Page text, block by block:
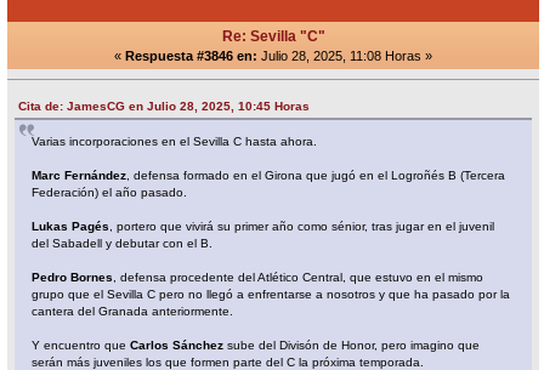
Re: Sevilla "C"
« Respuesta #3846 en: Julio 28, 2025, 11:08 Horas »
Cita de: JamesCG en Julio 28, 2025, 10:45 Horas
Varias incorporaciones en el Sevilla C hasta ahora.
Marc Fernández , defensa formado en el Girona que jugó en el Logroñés B (Tercera
Federación) el año pasado.
Lukas Pagés
, portero que vivirá su primer año como sénior, tras jugar en el juvenil
del Sabadell y debutar con el B.
Pedro Bornes
, defensa procedente del Atlético Central, que estuvo en el mismo
grupo que el Sevilla C pero no llegó a enfrentarse a nosotros y que ha pasado por la
cantera del Granada anteriormente.
Y encuentro queCarlos Sánchez sube del Divisón de Honor, pero imagino que
serán más juveniles los que formen parte del C la próxima temporada.